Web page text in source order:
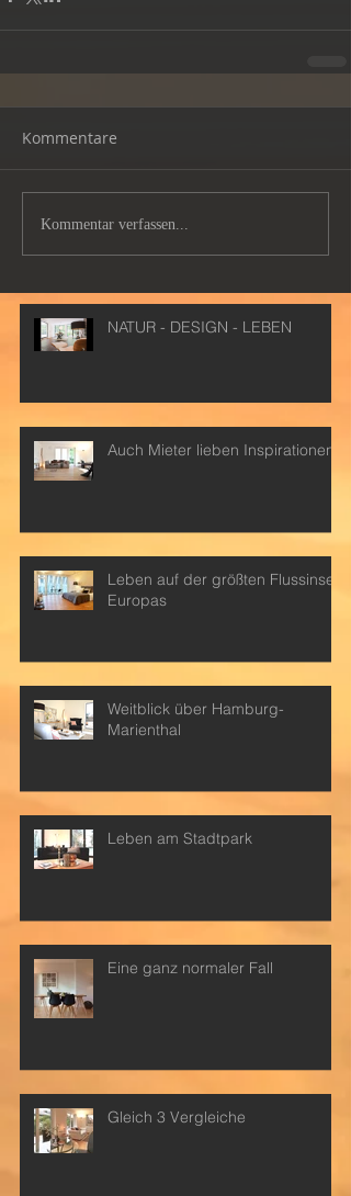
Kommentare
Kommentar verfassen...
NATUR - DESIGN - LEBEN
Auch Mieter lieben Inspirationen
Leben auf der größten Flussinsel
Europas
Weitblick über Hamburg-
Marienthal
Leben am Stadtpark
Eine ganz normaler Fall
Gleich 3 Vergleiche